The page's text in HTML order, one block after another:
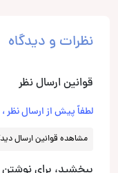
نظرات و دیدگاه
قوانین ارسال نظر
لطفاً پیش از ارسال نظر
مشاهده قوانین ارسال